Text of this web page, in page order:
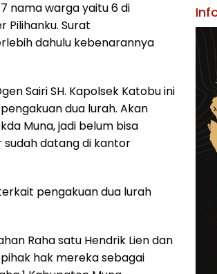
nama warga yaitu 6 di
Pilihanku. Surat
dahulu kebenarannya
Sairi SH. Kapolsek Katobu ini
dua lurah. Akan
Muna, jadi belum bisa
sudah datang di kantor
pengakuan dua lurah
Raha satu Hendrik Lien dan
hak mereka sebagai